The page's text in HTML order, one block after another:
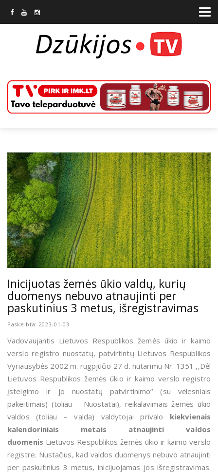
Inicijuotas žemės ūkio valdų, kurių
duomenys nebuvo atnaujinti per
paskutinius 3 metus, išregistravimas
Paskelbta: 2023-01-03
Vadovaujantis Lietuvos Respublikos žemės ūkio ir kaimo
verslo registro nuostatų, patvirtintų Lietuvos Respublikos
Vyriausybės 2002 m. rugpjūčio 27 d. nutarimu Nr. 1351 ,,Dėl
Lietuvos Respublikos žemės ūkio ir kaimo verslo registro
įsteigimo ir jo nuostatų patvirtinimo“ (su vėlesniais
pakeitimais) (toliau – Nuostatai), reikalavimais žemės ūkio
valdos (toliau – valda) valdytojai privalo kiekvienais
kalendoriniais metais atnaujinti valdos
duomenis Lietuvos Respublikos žemės ūkio ir kaimo verslo
registre. Nustačius, kad valdos duomenys nebuvo atnaujinti
per paskutinius 3 metus, inicijuojamas jos išregistravimas.